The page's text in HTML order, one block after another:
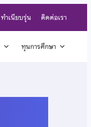
ทำเนียบรุ่น ติดต่อเรา
ทุนการศึกษา